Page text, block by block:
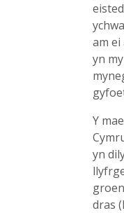
am ei
yn
Y
yn
dras